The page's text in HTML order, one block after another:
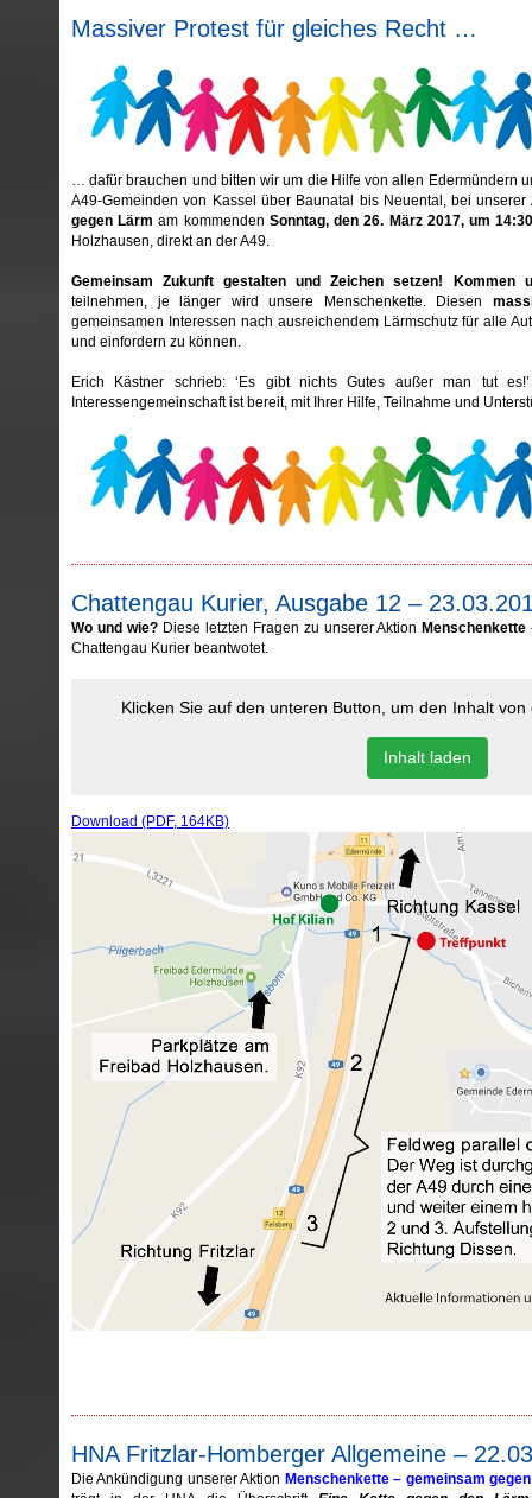
Massiver Protest für gleiches Recht …
… dafür brauchen und bitten wir um die Hilfe von allen Edermündern
A49-Gemeinden von Kassel über Baunatal bis Neuental, bei
gegen Lärmam kommenden Sonntag, den 26. März 2017, um
Holzhausen, direkt an der A49.
Gemeinsam Zukunft gestalten und Zeichen setzen! Kommen
teilnehmen, je länger wird unsere Menschenkette. Diesen
gemeinsamen Interessen nach ausreichendem Lärmschutz für alle
und einfordern zu können.
Erich Kästner schrieb: ‘Es gibt nichts Gutes außer man tut
Interessengemeinschaft ist bereit, mit Ihrer Hilfe, Teilnahme und
Chattengau Kurier, Ausgabe 12 –
Wo und wie?Diese letzten Fragen zu unserer Aktion
Chattengau Kurier beantwotet.
Klicken Sie auf den unteren Button, um den Inhalt
Inhalt laden
Download (PDF, 164KB)
HNA Fritzlar-Homberger Allgemeine –
Die Ankündigung unserer Aktion Menschenkette – gemeinsam